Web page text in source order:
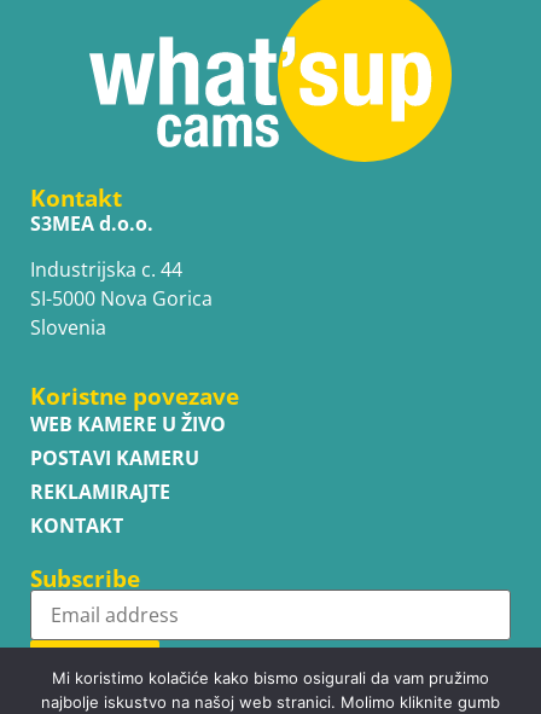
Kontakt
S3MEA d.o.o.
Industrijska c. 44
SI-5000 Nova Gorica
Slovenia
Koristne povezave
WEB KAMERE U ŽIVO
POSTAVI KAMERU
REKLAMIRAJTE
KONTAKT
Subscribe
Subscribe
Mi koristimo kolačiće kako bismo osigurali da vam pružimo
najbolje iskustvo na našoj web stranici. Molimo kliknite gumb